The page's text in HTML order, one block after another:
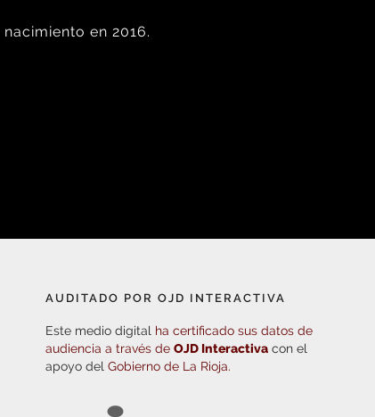
en 2016.
AUDITADO POR OJD INTERACTIVA
Este medio digital ha certificado sus datos de
audiencia a través deOJD Interactiva con el
apoyo delGobierno de La Rioja.